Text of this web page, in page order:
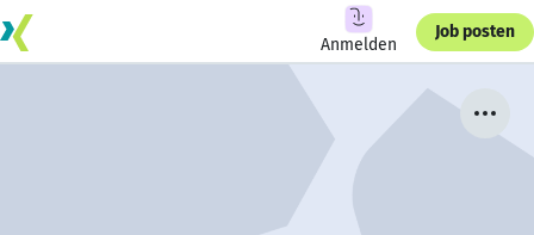
Anmelden
Job posten